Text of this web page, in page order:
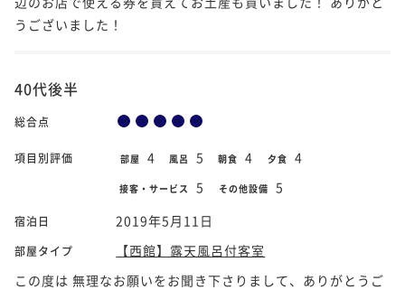
うございました！
40代後半
総合点
項目別評価 部屋 4 風呂 5 朝食 4 夕食 4
接客・サービス 5 その他設備 5
宿泊日 2019年5月11日
部屋タイプ
【西館】露天風呂付客室
この度は 無理なお願いをお聞き下さりまして、ありがとうご